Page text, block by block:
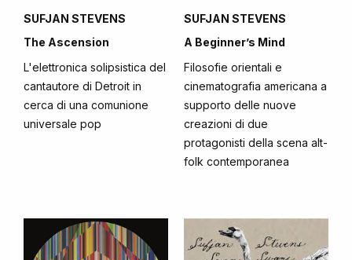
SUFJAN STEVENS
The Ascension
L'elettronica solipsistica del
cantautore di Detroit in
cerca di una comunione
universale pop
SUFJAN STEVENS
A Beginner’s Mind
Filosofie orientali e
cinematografia americana a
supporto delle nuove
creazioni di due
protagonisti della scena alt-
folk contemporanea